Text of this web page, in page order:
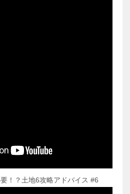
！？土地6攻略アドバイス #6